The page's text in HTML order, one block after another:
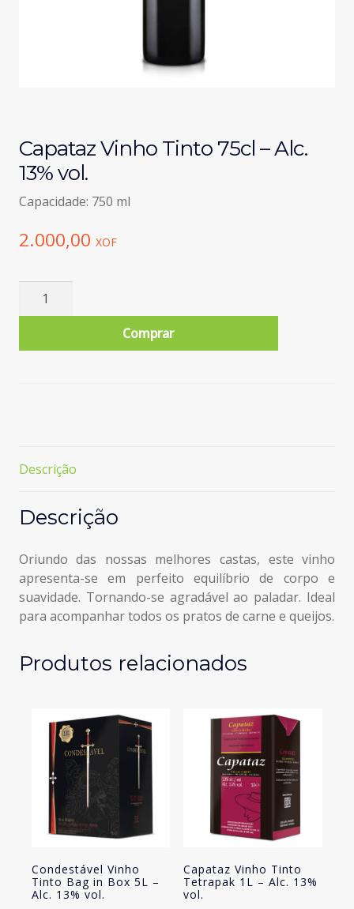
Capataz Vinho Tinto 75cl – Alc.
13% vol.
Capacidade: 750 ml
2.000,00 XOF
Quantidade
Vinho
vol.
Comprar
Descrição
Descrição
Oriundo das nossas melhores castas, este vinho
apresenta-se em perfeito equilíbrio de corpo e
suavidade. Tornando-se agradável ao paladar. Ideal
para acompanhar todos os pratos de carne e queijos.
Produtos relacionados
Condestável Vinho
Tinto Bag in Box 5L –
Alc. 13% vol.
Capataz Vinho Tinto
Tetrapak 1L – Alc. 13%
vol.